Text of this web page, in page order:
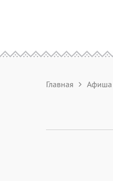
Главная Афиша